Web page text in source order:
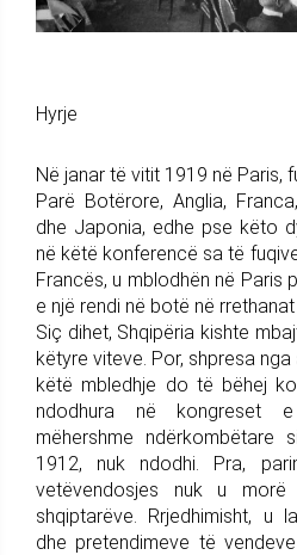
Hyrje
Në janar të vitit 1919 në Paris,
Parë Botërore, Anglia,
dhe Japonia, edhe pse këto
në këtë konferencë sa të
Francës, u mblodhën në Paris
e një rendi në botë në
Siç dihet, Shqipëria kishte
këtyre viteve. Por, shpresa
këtë mbledhje do të bëhej
ndodhura në kongreset
mëhershme
1912, nuk ndodhi. Pra,
vetëvendosjes nuk u
shqiptarëve. Rrjedhimisht, u
dhe pretendimeve të